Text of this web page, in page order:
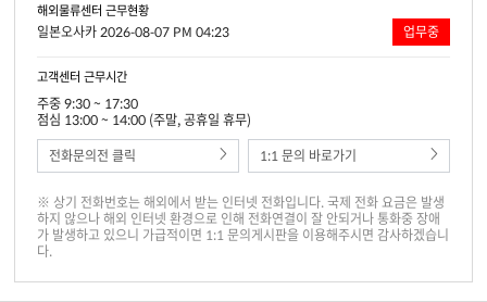
해외물류센터 근무현황
일본오사카 2026-08-07 PM 04:23 업무중
고객센터 근무시간
주중 9:30 ~ 17:30
점심 13:00 ~ 14:00 (주말, 공휴일 휴무)
전화문의전 클릭
1:1 문의 바로가기
※ 상기 전화번호는 해외에서 받는 인터넷 전화입니다. 국제 전화 요금은 발생
하지 않으나 해외 인터넷 환경으로 인해 전화연결이 잘 안되거나 통화중 장애
가 발생하고 있으니 가급적이면 1:1 문의게시판을 이용해주시면 감사하겠습니
다.